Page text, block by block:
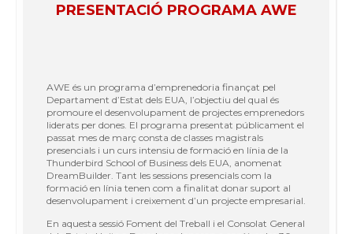
PRESENTACIÓ PROGRAMA AWE
AWE és un programa d’emprenedoria finançat pel
Departament d’Estat dels EUA, l’objectiu del qual és
promoure el desenvolupament de projectes emprenedors
liderats per dones. El programa presentat públicament el
passat mes de març consta de classes magistrals
presencials i un curs intensiu de formació en línia de la
Thunderbird School of Business dels EUA, anomenat
DreamBuilder. Tant les sessions presencials com la
formació en línia tenen com a finalitat donar suport al
desenvolupament i creixement d’un projecte empresarial.
En aquesta sessió Foment del Treball i el Consolat General